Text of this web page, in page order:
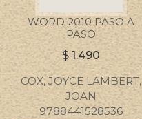
WORD 2010 PASO A
PASO
$ 1.490
COX, JOYCE LAMBERT,
JOAN
9788441528536